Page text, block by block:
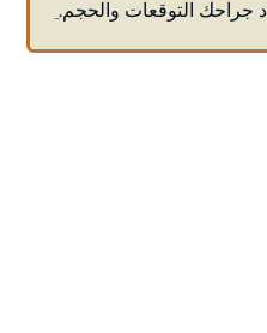
جراحك التوقعات والحجم.